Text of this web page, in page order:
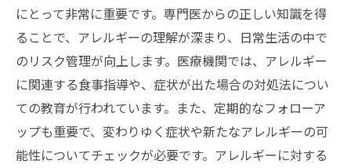
にとって非常に重要です。専門医からの正しい知識を得
ることで、アレルギーの理解が深まり、日常生活の中で
のリスク管理が向上します。医療機関では、アレルギー
に関連する食事指導や、症状が出た場合の対処法につい
ての教育が行われています。また、定期的なフォローア
ップも重要で、変わりゆく症状や新たなアレルギーの可
能性についてチェックが必要です。アレルギーに対する